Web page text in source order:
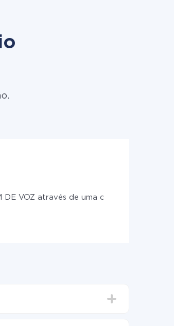
DE VOZ através de uma chamada